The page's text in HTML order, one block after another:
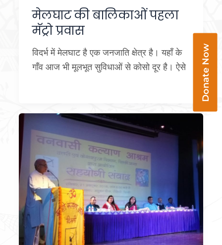
मेलघाट की बालिकाओं पहला
मॅट्रो प्रवास
विदर्भ में मेलघाट है एक जनजाति क्षेत्र है। यहाँ के
गाँव आज भी मूलभूत सुविधाओं से कोसो दूर है। ऐसे
Donate Now